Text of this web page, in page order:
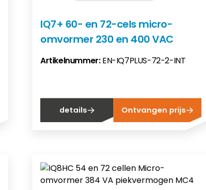
IQ7+ 60- en 72-cels micro-
omvormer 230 en 400 VAC
Artikelnummer:EN-IQ7PLUS-72-2-INT
details Ontvangen prijs